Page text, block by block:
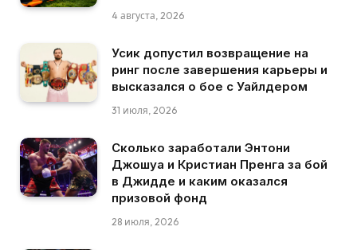
4 августа, 2026
Усик допустил возвращение на
ринг после завершения карьеры и
высказался о бое с Уайлдером
31 июля, 2026
Сколько заработали Энтони
Джошуа и Кристиан Пренга за бой
в Джидде и каким оказался
призовой фонд
28 июля, 2026